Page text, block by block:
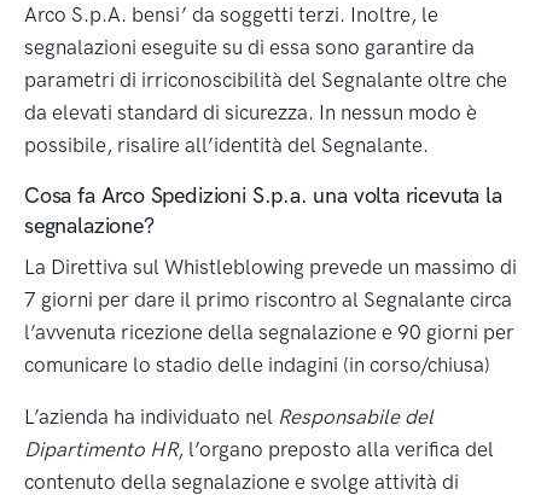
Arco S.p.A. bensi’ da soggetti terzi. Inoltre, le
segnalazioni eseguite su di essa sono garantire da
parametri di irriconoscibilità del Segnalante oltre che
da elevati standard di sicurezza. In nessun modo è
possibile, risalire all’identità del Segnalante.
Cosa fa Arco Spedizioni S.p.a. una volta ricevuta la
segnalazione?
La Direttiva sul Whistleblowing prevede un massimo di
7 giorni per dare il primo riscontro al Segnalante circa
l’avvenuta ricezione della segnalazione e 90 giorni per
comunicare lo stadio delle indagini (in corso/chiusa)
L’azienda ha individuato nel Responsabile del
Dipartimento HR, l’organo preposto alla verifica del
contenuto della segnalazione e svolge attività di